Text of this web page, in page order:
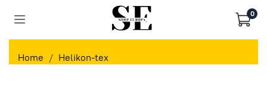
0
Home Helikon-tex